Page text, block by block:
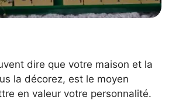
dire que votre maison et la
la décorez, est le moyen
en valeur votre personnalité.